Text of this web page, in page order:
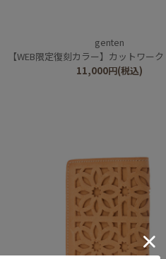
genten
【WEB限定復刻カラー】カットワー
11,000円(税込)